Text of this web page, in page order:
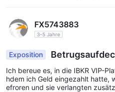
FX5743883
3-5 Jahre
Exposition
Ich bereue es, in die IBKR VIP-
hdem ich Geld eingezahlt hatte,
efroren und sie verlangten